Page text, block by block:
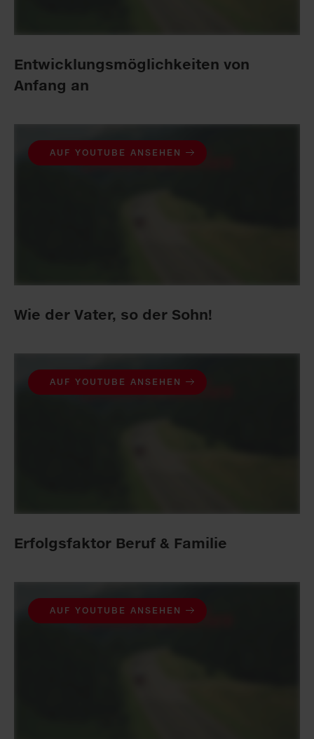
Entwicklungs­möglich­keiten von
Anfang an
AUF YOUTUBE ANSEHEN
Wie der Vater, so der Sohn!
AUF YOUTUBE ANSEHEN
Erfolgsfaktor Beruf & Familie
AUF YOUTUBE ANSEHEN